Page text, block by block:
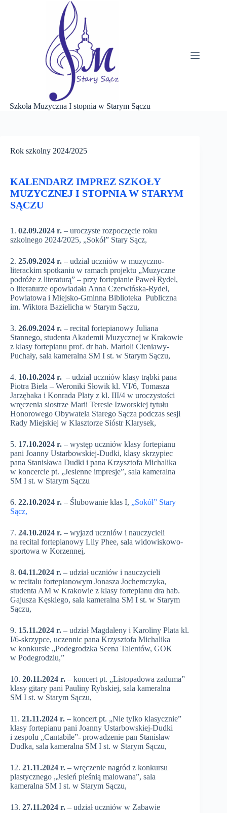
Szkoła Muzyczna I stopnia w Starym Sączu
Rok szkolny 2024/2025
KALENDARZ IMPREZ SZKOŁY
MUZYCZNEJ I STOPNIA W STARYM
SĄCZU
1. 02.09.2024 r. – uroczyste rozpoczęcie roku
szkolnego 2024/2025, „Sokół” Stary Sącz,
2. 25.09.2024 r. – udział uczniów w muzyczno-
literackim spotkaniu w ramach projektu „Muzyczne
podróże z literaturą” – przy fortepianie Paweł Rydel,
o literaturze opowiadała Anna Czerwińska-Rydel,
Powiatowa i Miejsko-Gminna Biblioteka Publiczna
im. Wiktora Bazielicha w Starym Sączu,
3. 26.09.2024 r. – recital fortepianowy Juliana
Stannego, studenta Akademii Muzycznej w Krakowie
z klasy fortepianu prof. dr hab. Marioli Cieniawy-
Puchały, sala kameralna SM I st. w Starym Sączu,
4. 10.10.2024 r. – udział uczniów klasy trąbki pana
Piotra Biela – Weroniki Słowik kl. VI/6, Tomasza
Jarzębaka i Konrada Platy z kl. III/4 w uroczystości
wręczenia siostrze Marii Teresie Izworskiej tytułu
Honorowego Obywatela Starego Sącza podczas sesji
Rady Miejskiej w Klasztorze Sióstr Klarysek,
5. 17.10.2024 r. – występ uczniów klasy fortepianu
pani Joanny Ustarbowskiej-Dudki, klasy skrzypiec
pana Stanisława Dudki i pana Krzysztofa Michalika
w koncercie pt. „Jesienne impresje”, sala kameralna
SM I st. w Starym Sączu
6. 22.10.2024 r. – Ślubowanie klas I, „Sokół” Stary
Sącz,
7. 24.10.2024 r. – wyjazd uczniów i nauczycieli
na recital fortepianowy Lily Phee, sala widowiskowo-
sportowa w Korzennej,
8. 04.11.2024 r. – udział uczniów i nauczycieli
w recitalu fortepianowym Jonasza Jochemczyka,
studenta AM w Krakowie z klasy fortepianu dra hab.
Gajusza Kęskiego, sala kameralna SM I st. w Starym
Sączu,
9. 15.11.2024 r. – udział Magdaleny i Karoliny Plata kl.
I/6-skrzypce, uczennic pana Krzysztofa Michalika
w konkursie „Podegrodzka Scena Talentów, GOK
w Podegrodziu,”
10. 20.11.2024 r. – koncert pt. „Listopadowa zaduma”
klasy gitary pani Pauliny Rybskiej, sala kameralna
SM I st. w Starym Sączu,
11. 21.11.2024 r. – koncert pt. „Nie tylko klasycznie”
klasy fortepianu pani Joanny Ustarbowskiej-Dudki
i zespołu „Cantabile”- prowadzenie pan Stanisław
Dudka, sala kameralna SM I st. w Starym Sączu,
12. 21.11.2024 r. – wręczenie nagród z konkursu
plastycznego „Jesień pieśnią malowana”, sala
kameralna SM I st. w Starym Sączu,
13. 27.11.2024 r. – udział uczniów w Zabawie